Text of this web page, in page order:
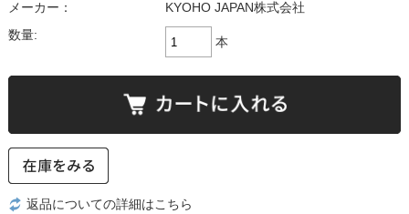
メーカー：
KYOHO JAPAN株式会社
数量:
本
返品についての詳細はこちら